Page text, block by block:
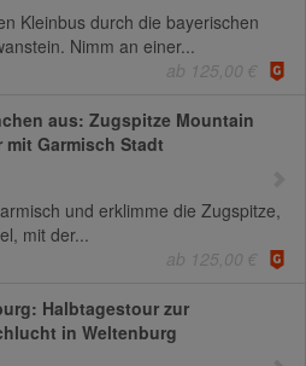
Kleinbus durch die bayerischen
Nimm an einer...
ab 125,00 €
aus: Zugspitze Mountain
mit Garmisch Stadt
und erklimme die Zugspitze,
mit der...
ab 125,00 €
Halbtagestour zur
in Weltenburg